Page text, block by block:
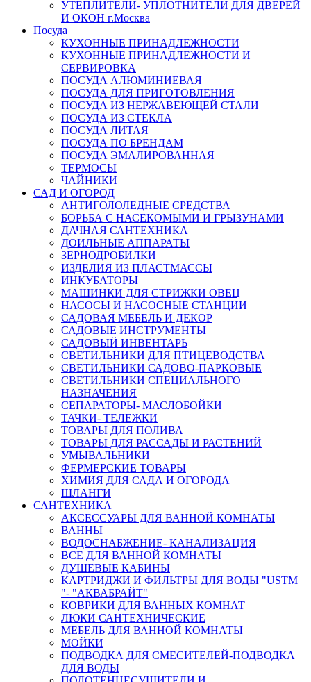
УТЕПЛИТЕЛИ- УПЛОТНИТЕЛИ ДЛЯ ДВЕРЕЙ
И ОКОН г.Москва
Посуда
КУХОННЫЕ ПРИНАДЛЕЖНОСТИ
КУХОННЫЕ ПРИНАДЛЕЖНОСТИ И
СЕРВИРОВКА
ПОСУДА АЛЮМИНИЕВАЯ
ПОСУДА ДЛЯ ПРИГОТОВЛЕНИЯ
ПОСУДА ИЗ НЕРЖАВЕЮЩЕЙ СТАЛИ
ПОСУДА ИЗ СТЕКЛА
ПОСУДА ЛИТАЯ
ПОСУДА ПО БРЕНДАМ
ПОСУДА ЭМАЛИРОВАННАЯ
ТЕРМОСЫ
ЧАЙНИКИ
САД И ОГОРОД
АНТИГОЛОЛЕДНЫЕ СРЕДСТВА
БОРЬБА С НАСЕКОМЫМИ И ГРЫЗУНАМИ
ДАЧНАЯ САНТЕХНИКА
ДОИЛЬНЫЕ АППАРАТЫ
ЗЕРНОДРОБИЛКИ
ИЗДЕЛИЯ ИЗ ПЛАСТМАССЫ
ИНКУБАТОРЫ
МАШИНКИ ДЛЯ СТРИЖКИ ОВЕЦ
НАСОСЫ И НАСОСНЫЕ СТАНЦИИ
САДОВАЯ МЕБЕЛЬ И ДЕКОР
САДОВЫЕ ИНСТРУМЕНТЫ
САДОВЫЙ ИНВЕНТАРЬ
СВЕТИЛЬНИКИ ДЛЯ ПТИЦЕВОДСТВА
СВЕТИЛЬНИКИ САДОВО-ПАРКОВЫЕ
СВЕТИЛЬНИКИ СПЕЦИАЛЬНОГО
НАЗНАЧЕНИЯ
СЕПАРАТОРЫ- МАСЛОБОЙКИ
ТАЧКИ- ТЕЛЕЖКИ
ТОВАРЫ ДЛЯ ПОЛИВА
ТОВАРЫ ДЛЯ РАССАДЫ И РАСТЕНИЙ
УМЫВАЛЬНИКИ
ФЕРМЕРСКИЕ ТОВАРЫ
ХИМИЯ ДЛЯ САДА И ОГОРОДА
ШЛАНГИ
САНТЕХНИКА
АКСЕССУАРЫ ДЛЯ ВАННОЙ КОМНАТЫ
ВАННЫ
ВОДОСНАБЖЕНИЕ- КАНАЛИЗАЦИЯ
ВСЕ ДЛЯ ВАННОЙ КОМНАТЫ
ДУШЕВЫЕ КАБИНЫ
КАРТРИДЖИ И ФИЛЬТРЫ ДЛЯ ВОДЫ "USTM
"- "АКВАБРАЙТ"
КОВРИКИ ДЛЯ ВАННЫХ КОМНАТ
ЛЮКИ САНТЕХНИЧЕСКИЕ
МЕБЕЛЬ ДЛЯ ВАННОЙ КОМНАТЫ
МОЙКИ
ПОДВОДКА ДЛЯ СМЕСИТЕЛЕЙ-ПОДВОДКА
ДЛЯ ВОДЫ